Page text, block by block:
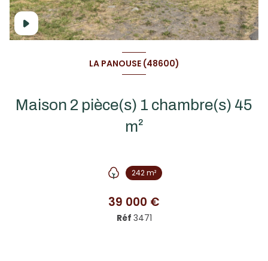
LA PANOUSE (48600)
Maison 2 pièce(s) 1 chambre(s) 45
m²
242 m²
39 000 €
Réf 3471